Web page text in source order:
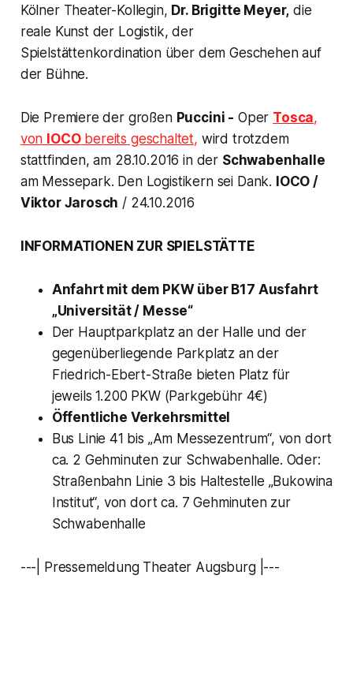
Kölner Theater-Kollegin, Dr. Brigitte Meyer, die
reale Kunst der Logistik, der
Spielstättenkordination über dem Geschehen auf
der Bühne.
Die Premiere der großen Puccini - Oper Tosca,
von IOCO bereits geschaltet, wird trotzdem
stattfinden, am 28.10.2016 in der Schwabenhalle
am Messepark. Den Logistikern sei Dank. IOCO /
Viktor Jarosch / 24.10.2016
INFORMATIONEN ZUR SPIELSTÄTTE
Anfahrt mit dem PKW über B17 Ausfahrt
„Universität / Messe“
Der Hauptparkplatz an der Halle und der
gegenüberliegende Parkplatz an der
Friedrich-Ebert-Straße bieten Platz für
jeweils 1.200 PKW (Parkgebühr 4€)
Öffentliche Verkehrsmittel
Bus Linie 41 bis „Am Messezentrum“, von dort
ca. 2 Gehminuten zur Schwabenhalle. Oder:
Straßenbahn Linie 3 bis Haltestelle „Bukowina
Institut“, von dort ca. 7 Gehminuten zur
Schwabenhalle
---| Pressemeldung Theater Augsburg |---